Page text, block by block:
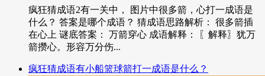
疯狂猜成语2有一关中， 图片中很多箭，心打一成语是
什么？ 答案是哪个成语？ 猜成语思路解析： 很多箭插
在心上 谜底答案： 万箭穿心 成语解释： 〖解释〗犹万
箭攒心。形容万分伤...
疯狂猜成语有小船篮球箭打一成语是什么？